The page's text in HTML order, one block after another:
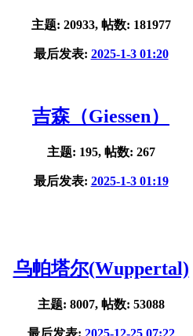
主题: 20933, 帖数: 181977
最后发表: 2025-1-3 01:20
吉森（Giessen）
主题: 195, 帖数: 267
最后发表: 2025-1-3 01:19
乌帕塔尔(Wuppertal)
主题: 8007, 帖数: 53088
最后发表: 2025-12-25 07:22